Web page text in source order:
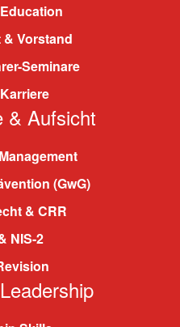
Vorstand
Seminare
& Aufsicht
(GwG)
& CRR
NIS-2